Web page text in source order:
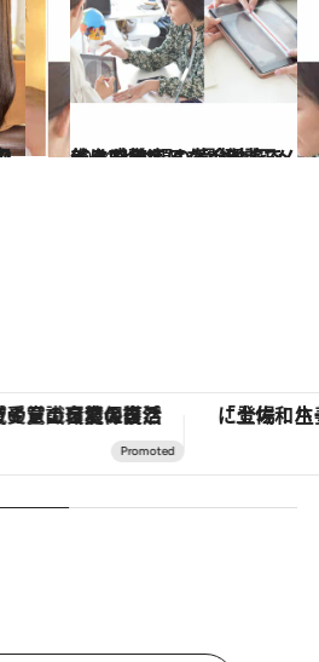
2024.4.28
美は感覚ではなく理論で作るもの 顔の黄金比をメイクで整える “骨格補正メイク”とは
ビューティ＆ヘルス
「大事なのは地域の意識を変えること」。ロレックス賞受賞の自然保護活動家が実現させたナイジェリアの自然環境の復活